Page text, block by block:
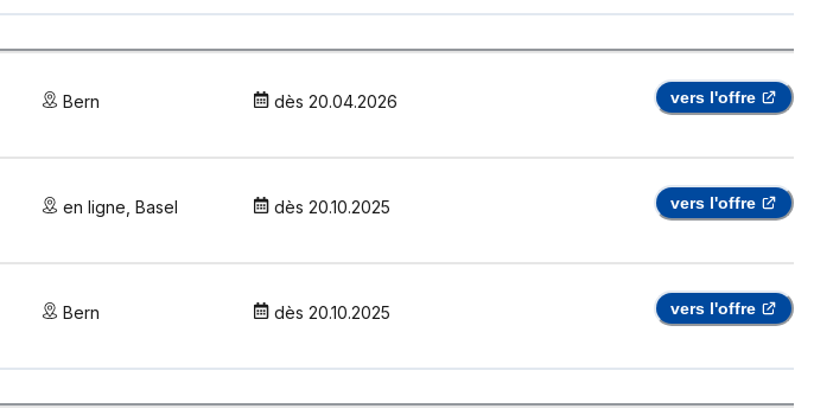
Bern dès 20.04.2026 vers l'offre
en ligne ,Basel dès 20.10.2025 vers l'offre
Bern dès 20.10.2025 vers l'offre